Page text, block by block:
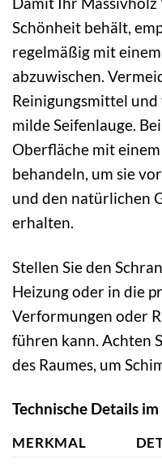
Schönheit behält,
regelmäßig mit
abzuwischen.
Reinigungsmittel
milde Seifenlauge.
Oberfläche mit
behandeln, um sie
und den natürlichen
erhalten.
Stellen Sie den
Heizung oder in die
Verformungen oder
führen kann. Achten
des Raumes, um
Technische Details
MERKMAL